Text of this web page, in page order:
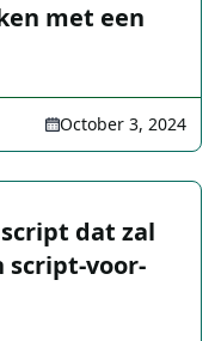
met een
October 3, 2024
dat zal
script-voor-